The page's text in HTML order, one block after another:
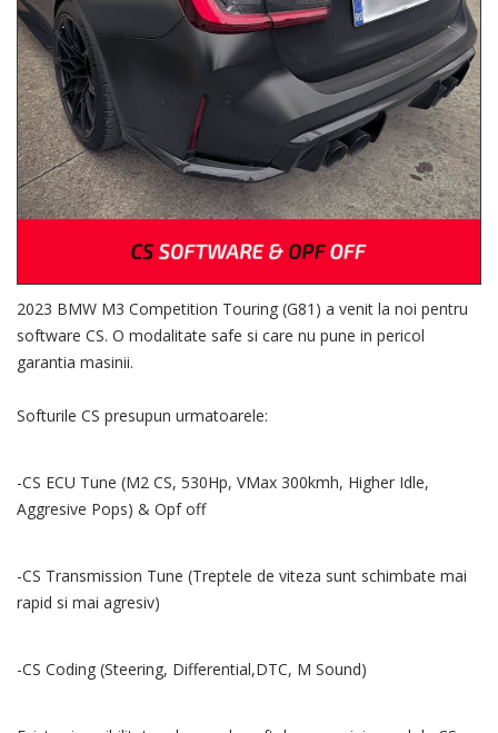
2023 BMW M3 Competition Touring (G81) a venit la noi pentru
software CS. O modalitate safe si care nu pune in pericol
garantia masinii.
Softurile CS presupun urmatoarele:
-CS ECU Tune (M2 CS, 530Hp, VMax 300kmh, Higher Idle,
Aggresive Pops) & Opf off
-CS Transmission Tune (Treptele de viteza sunt schimbate mai
rapid si mai agresiv)
-CS Coding (Steering, Differential,DTC, M Sound)